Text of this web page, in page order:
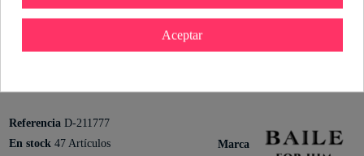
Marca
Referencia D-211777
En stock 47 Artículos
Aceptar